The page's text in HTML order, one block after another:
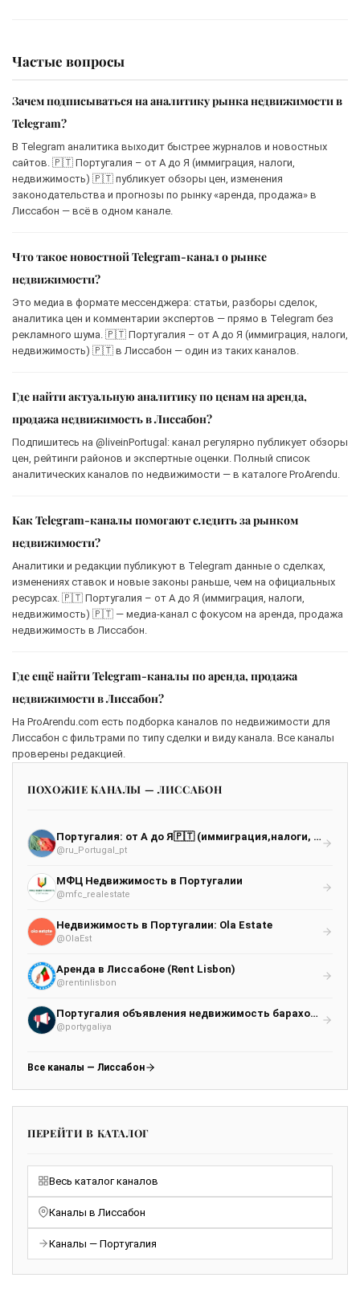
Частые вопросы
Зачем подписываться на аналитику рынка недвижимости в
Telegram?
В Telegram аналитика выходит быстрее журналов и новостных
сайтов. 🇵🇹 Португалия – от А до Я (иммиграция, налоги,
недвижимость) 🇵🇹 публикует обзоры цен, изменения
законодательства и прогнозы по рынку «аренда, продажа» в
Лиссабон — всё в одном канале.
Что такое новостной Telegram-канал о рынке
недвижимости?
Это медиа в формате мессенджера: статьи, разборы сделок,
аналитика цен и комментарии экспертов — прямо в Telegram без
рекламного шума. 🇵🇹 Португалия – от А до Я (иммиграция, налоги,
недвижимость) 🇵🇹 в Лиссабон — один из таких каналов.
Где найти актуальную аналитику по ценам на аренда,
продажа недвижимость в Лиссабон?
Подпишитесь на @liveinPortugal: канал регулярно публикует обзоры
цен, рейтинги районов и экспертные оценки. Полный список
аналитических каналов по недвижимости — в каталоге ProArendu.
Как Telegram-каналы помогают следить за рынком
недвижимости?
Аналитики и редакции публикуют в Telegram данные о сделках,
изменениях ставок и новые законы раньше, чем на официальных
ресурсах. 🇵🇹 Португалия – от А до Я (иммиграция, налоги,
недвижимость) 🇵🇹 — медиа-канал с фокусом на аренда, продажа
недвижимость в Лиссабон.
Где ещё найти Telegram-каналы по аренда, продажа
недвижимости в Лиссабон?
На ProArendu.com есть подборка каналов по недвижимости для
Лиссабон с фильтрами по типу сделки и виду канала. Все каналы
проверены редакцией.
ПОХОЖИЕ КАНАЛЫ — ЛИССАБОН
Португалия: от А до Я🇵🇹 (иммиграция,налоги, недвижимость)🇵🇹
@ru_Portugal_pt
МФЦ Недвижимость в Португалии
@mfc_realestate
Недвижимость в Португалии: Ola Estate
@OlaEst
Аренда в Лиссабоне (Rent Lisbon)
@rentinlisbon
Португалия объявления недвижимость барахолка работа чат Лиссабон Порту Мадейра Гимарайнш
@portygaliya
Все каналы — Лиссабон
ПЕРЕЙТИ В КАТАЛОГ
Весь каталог каналов
Каналы в Лиссабон
Каналы — Португалия